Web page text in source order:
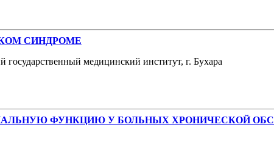
СИНДРОМЕ
медицинский институт, г. Бухара
ФУНКЦИЮ У БОЛЬНЫХ ХРОНИЧЕСКОЙ